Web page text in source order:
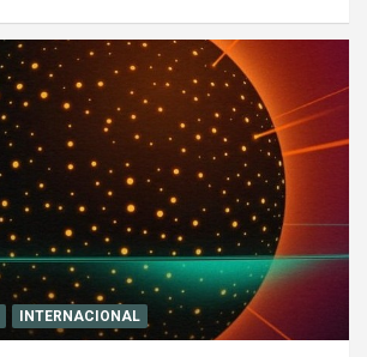
INTERNACIONAL